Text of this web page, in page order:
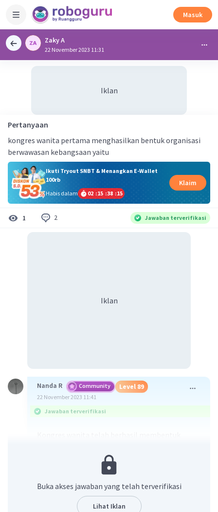
Masuk
Zaky A
22 November 2023 11:31
Iklan
Pertanyaan
kongres wanita pertama menghasilkan bentuk organisasi
berwawasan kebangsaan yaitu
Ikuti Tryout SNBT & Menangkan E-Wallet
100rb
Habis dalam
02 :15 :38 :14
Klaim
1 2 Jawaban terverifikasi
Iklan
Nanda R Community Level 89
22 November 2023 11:41
Jawaban terverifikasi
dengan nama “Perikatan Perkoempoelan
Perempoean Indonesia” atau disingkat dengan
PPPI.
Beri Rating· 0 ) Balas
Buka akses jawaban yang telah terverifikasi
Lihat Iklan